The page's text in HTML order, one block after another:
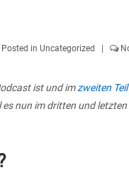
in Uncategorized
ist und imzweiten Teil
nun im dritten und letzten